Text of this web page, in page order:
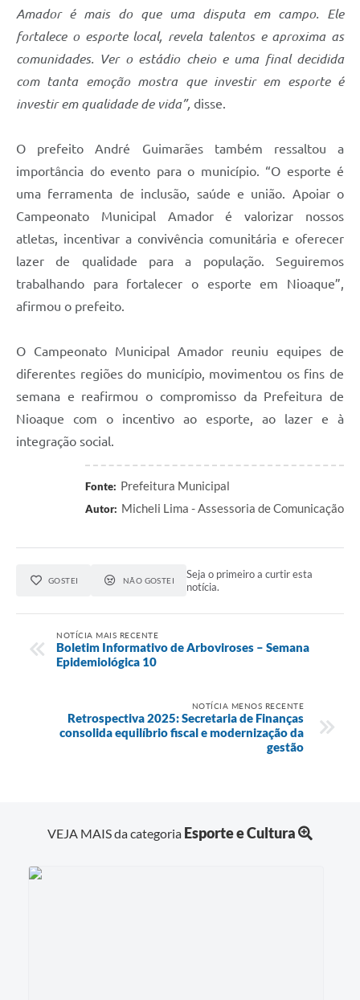
Amador é mais do que uma disputa em campo. Ele
fortalece o esporte local, revela talentos e aproxima as
comunidades. Ver o estádio cheio e uma final decidida
com tanta emoção mostra que investir em esporte é
investir em qualidade de vida”, disse.
O prefeito André Guimarães também ressaltou a
importância do evento para o município. “O esporte é
uma ferramenta de inclusão, saúde e união. Apoiar o
Campeonato Municipal Amador é valorizar nossos
atletas, incentivar a convivência comunitária e oferecer
lazer de qualidade para a população. Seguiremos
trabalhando para fortalecer o esporte em Nioaque”,
afirmou o prefeito.
O Campeonato Municipal Amador reuniu equipes de
diferentes regiões do município, movimentou os fins de
semana e reafirmou o compromisso da Prefeitura de
Nioaque com o incentivo ao esporte, ao lazer e à
integração social.
Fonte: Prefeitura Municipal
Autor: Micheli Lima - Assessoria de Comunicação
GOSTEI NÃO GOSTEI
Seja o primeiro a curtir esta
notícia.
NOTÍCIA MAIS RECENTE
Boletim Informativo de Arboviroses – Semana
Epidemiológica 10
NOTÍCIA MENOS RECENTE
Retrospectiva 2025: Secretaria de Finanças
consolida equilíbrio fiscal e modernização da
gestão
VEJA MAIS da categoria Esporte e Cultura